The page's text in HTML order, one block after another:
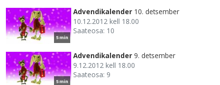
5 min
Advendikalender 10. detsember
10.12.2012 kell 18.00
Saateosa: 10
5 min
Advendikalender 9. detsember
9.12.2012 kell 18.00
Saateosa: 9